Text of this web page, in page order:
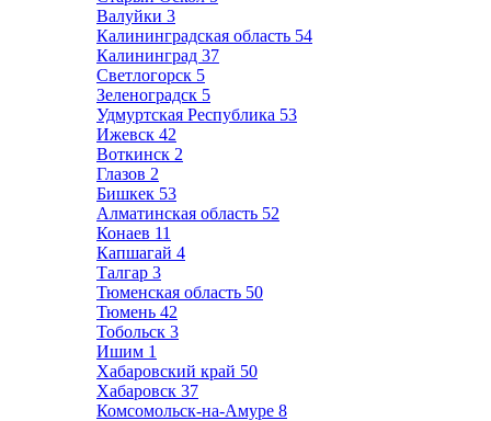
Валуйки 3
Калининградская область 54
Калининград 37
Светлогорск 5
Зеленоградск 5
Удмуртская Республика 53
Ижевск 42
Воткинск 2
Глазов 2
Бишкек 53
Алматинская область 52
Конаев 11
Капшагай 4
Талгар 3
Тюменская область 50
Тюмень 42
Тобольск 3
Ишим 1
Хабаровский край 50
Хабаровск 37
Комсомольск-на-Амуре 8